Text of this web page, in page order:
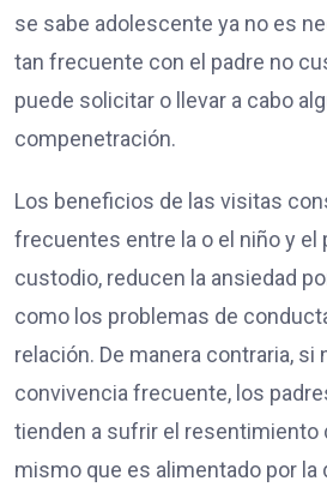
se sabe adolescente ya no es
tan frecuente con el padre no
puede solicitar o llevar a cabo
compenetración.
Los beneficios de las visitas
frecuentes entre la o el niño y el
custodio, reducen la ansiedad
como los problemas de
relación. De manera contraria, si
convivencia frecuente, los
tienden a sufrir el resentimiento
mismo que es alimentado por la